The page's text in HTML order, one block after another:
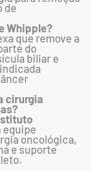
de
Whipple?
que remove a
do
biliar e
cirurgia
equipe
oncológica,
e suporte